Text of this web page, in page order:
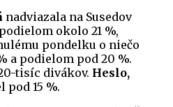
nadviazala na Susedov
okolo 21 %,
pondelku o niečo
a podielom pod 20 %.
tisíc divákov. Heslo,
15 %.